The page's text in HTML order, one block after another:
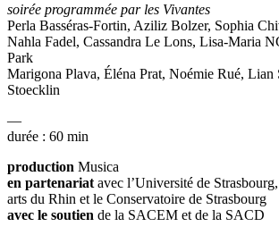
soirée programmée par les Vivantes
Perla Basséras-Fortin, Aziliz Bolzer, Sophia
Nahla Fadel, Cassandra Le Lons, Lisa-Maria
Park
Marigona Plava, Éléna Prat, Noémie Rué, Lian
Stoecklin
—
durée : 60 min
production Musica
en partenariat avec l’Université de
arts du Rhin et le Conservatoire de Strasbourg
avec le soutien de la SACEM et de la SACD